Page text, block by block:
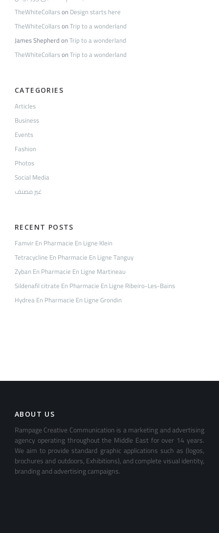
TheWhiteCollarson Design starts here
TheWhiteCollarsonTrip to a wonderland
James ShepherdonTrip to a wonderland
TheWhiteCollarsonTrip to a wonderland
CATEGORIES
Articles
Business
Events
Fashion
Photos
Social Media
غير مصنف
RECENT POSTS
Famvir En Pharmacie En Ligne Klein
Tetracycline En Pharmacie En Ligne Tanguy
Zyban En Pharmacie En Ligne Martineau
Sildenafil citrate En Pharmacie En Ligne Ribeiro-Les-Bains
Hydrea En Pharmacie En Ligne Grondin
ABOUT US
Rampage Creative Communication is a marketing and advertising
agency operating throughout the Middle East for over 14 years.
We aim to provide standard graphic applications such as (logos,
brochures and outdoors, Exhibitions), and complete visual identity,
branding and advertising campaigns.